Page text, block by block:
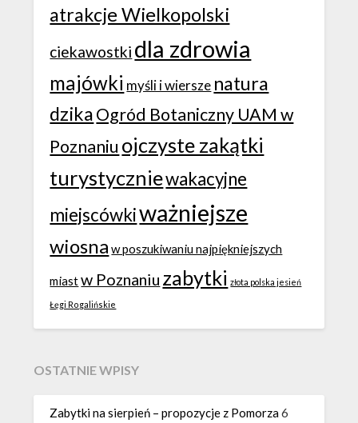
atrakcje Wielkopolski
ciekawostki dla zdrowia
majówki myśli i wiersze natura
dzikaOgród Botaniczny UAM w
Poznaniu ojczyste zakątki
turystyczniewakacyjne
miejscówkiważniejsze
wiosna w poszukiwaniu najpiękniejszych
miastw Poznaniu zabytki złota polska jesień
Łęgi Rogalińskie
OSTATNIE WPISY
Zabytki na sierpień – propozycje z Pomorza6